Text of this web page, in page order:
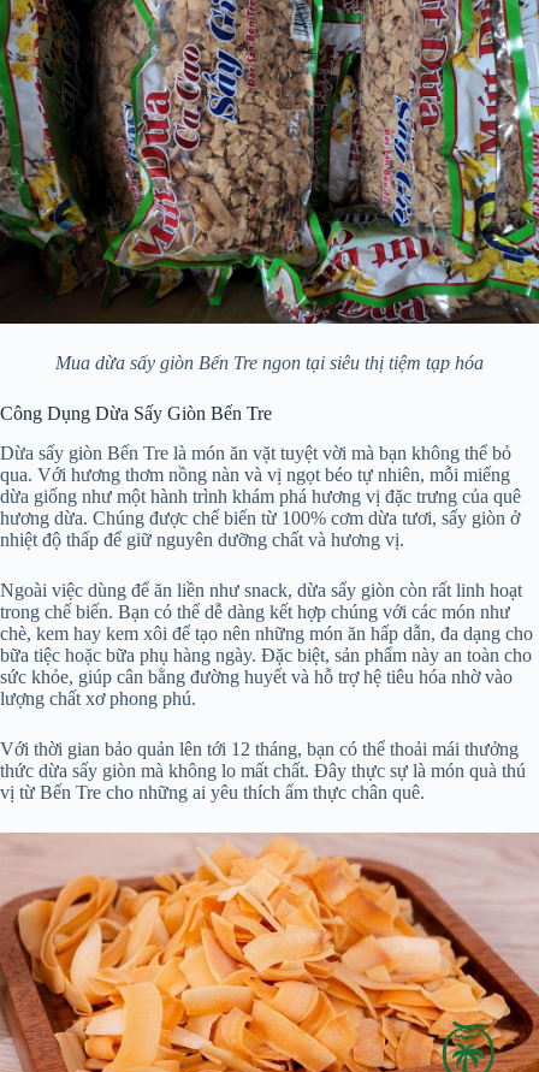
Mua dừa sấy giòn Bến Tre ngon tại siêu thị tiệm tạp hóa
Công Dụng Dừa Sấy Giòn Bến Tre
Dừa sấy giòn Bến Tre là món ăn vặt tuyệt vời mà bạn không thể bỏ
qua. Với hương thơm nồng nàn và vị ngọt béo tự nhiên, mỗi miếng
dừa giống như một hành trình khám phá hương vị đặc trưng của quê
hương dừa. Chúng được chế biến từ 100% cơm dừa tươi, sấy giòn ở
nhiệt độ thấp để giữ nguyên dưỡng chất và hương vị.
Ngoài việc dùng để ăn liền như snack, dừa sấy giòn còn rất linh hoạt
trong chế biến. Bạn có thể dễ dàng kết hợp chúng với các món như
chè, kem hay kem xôi để tạo nên những món ăn hấp dẫn, đa dạng cho
bữa tiệc hoặc bữa phụ hàng ngày. Đặc biệt, sản phẩm này an toàn cho
sức khỏe, giúp cân bằng đường huyết và hỗ trợ hệ tiêu hóa nhờ vào
lượng chất xơ phong phú.
Với thời gian bảo quản lên tới 12 tháng, bạn có thể thoải mái thưởng
thức dừa sấy giòn mà không lo mất chất. Đây thực sự là món quà thú
vị từ Bến Tre cho những ai yêu thích ẩm thực chân quê.